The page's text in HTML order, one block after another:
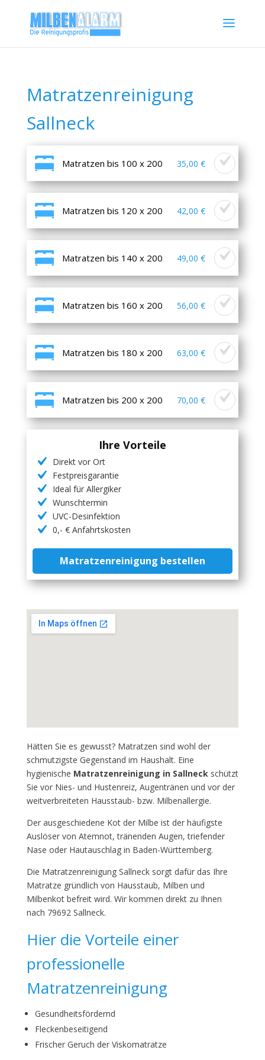
Matratzenreinigung
Sallneck
Matratzen bis 100 x 200 35,00 €
Matratzen bis 120 x 200 42,00 €
Matratzen bis 140 x 200 49,00 €
Matratzen bis 160 x 200 56,00 €
Matratzen bis 180 x 200 63,00 €
Matratzen bis 200 x 200 70,00 €
Ihre Vorteile
Direkt vor Ort
Festpreisgarantie
Ideal für Allergiker
Wunschtermin
UVC-Desinfektion
0,- € Anfahrtskosten
Matratzenreinigung bestellen
Hätten Sie es gewusst? Matratzen sind wohl der
schmutzigste Gegenstand im Haushalt. Eine
hygienische Matratzenreinigung in Sallneckschützt
Sie vor Nies- und Hustenreiz, Augentränen und vor der
weitverbreiteten Hausstaub- bzw. Milbenallergie.
Der ausgeschiedene Kot der Milbe ist der häufigste
Auslöser von Atemnot, tränenden Augen, triefender
Nase oder Hautauschlag in Baden-Württemberg.
Die Matratzenreinigung Sallneck sorgt dafür das Ihre
Matratze gründlich von Hausstaub, Milben und
Milbenkot befreit wird. Wir kommen direkt zu Ihnen
nach 79692 Sallneck.
Hier die Vorteile einer
professionelle
Matratzenreinigung
Gesundheitsfördernd
Fleckenbeseitigend
Frischer Geruch der Viskomatratze